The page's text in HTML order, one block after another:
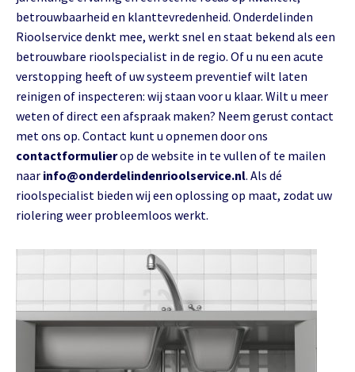
betrouwbaarheid en klanttevredenheid. Onderdelinden
Rioolservice denkt mee, werkt snel en staat bekend als een
betrouwbare rioolspecialist in de regio. Of u nu een acute
verstopping heeft of uw systeem preventief wilt laten
reinigen of inspecteren: wij staan voor u klaar. Wilt u meer
weten of direct een afspraak maken? Neem gerust contact
met ons op. Contact kunt u opnemen door ons
contactformulierop de website in te vullen of te mailen
naar info@onderdelindenrioolservice.nl. Als dé
rioolspecialist bieden wij een oplossing op maat, zodat uw
riolering weer probleemloos werkt.